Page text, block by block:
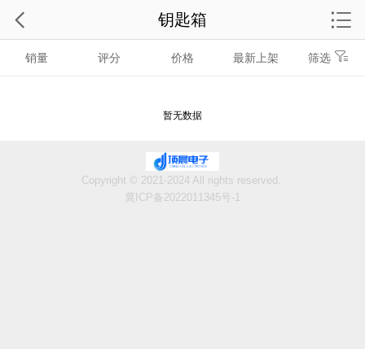
销量 评分 价格 最新上架 筛选
暂无数据
钥匙箱
Copyright © 2021-2024 All rights reserved.
冀ICP备2022011345号-1